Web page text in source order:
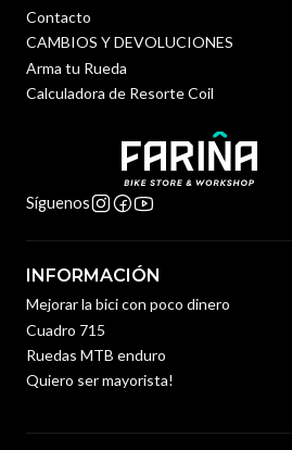
Contacto
CAMBIOS Y DEVOLUCIONES
Arma tu Rueda
Calculadora de Resorte Coil
Síguenos
INFORMACIÓN
Mejorar la bici con poco dinero
Cuadro 715
Ruedas MTB enduro
Quiero ser mayorista!